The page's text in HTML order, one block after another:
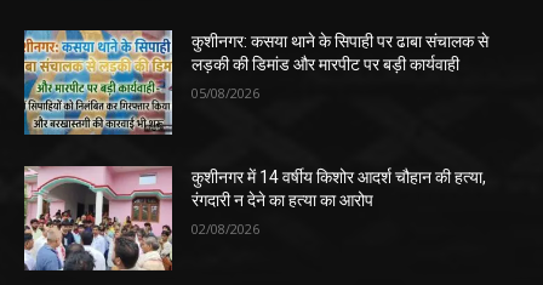
कुशीनगर: कसया थाने के सिपाही पर ढाबा संचालक से
लड़की की डिमांड और मारपीट पर बड़ी कार्यवाही
05/08/2026
कुशीनगर में 14 वर्षीय किशोर आदर्श चौहान की हत्या,
रंगदारी न देने का हत्या का आरोप
02/08/2026